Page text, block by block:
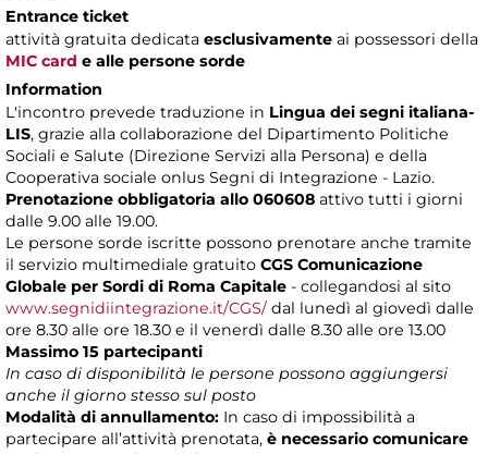
Entrance ticket
attività gratuita dedicata esclusivamente ai possessori della
MIC card e alle persone sorde
Information
L'incontro prevede traduzione in Lingua dei segni italiana-
LIS, grazie alla collaborazione del Dipartimento Politiche
Sociali e Salute (Direzione Servizi alla Persona) e della
Cooperativa sociale onlus Segni di Integrazione - Lazio.
Prenotazione obbligatoria allo 060608 attivo tutti i giorni
dalle 9.00 alle 19.00.
Le persone sorde iscritte possono prenotare anche tramite
il servizio multimediale gratuito CGS Comunicazione
Globale per Sordi di Roma Capitale - collegandosi al sito
www.segnidiintegrazione.it/CGS/dal lunedì al giovedì dalle
ore 8.30 alle ore 18.30 e il venerdì dalle 8.30 alle ore 13.00
Massimo 15 partecipanti
In caso di disponibilità le persone possono aggiungersi
anche il giorno stesso sul posto
Modalità di annullamento: In caso di impossibilità a
partecipare all’attività prenotata, è necessario comunicare